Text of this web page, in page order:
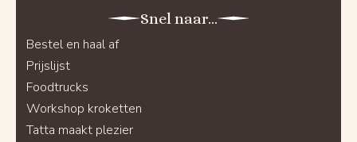
Snel naar...
Bestel en haal af
Prijslijst
Foodtrucks
Workshop kroketten
Tatta maakt plezier